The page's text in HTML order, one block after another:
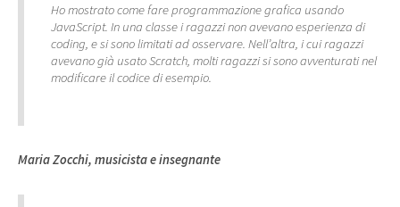
Ho mostrato come fare programmazione grafica usando
JavaScript. In una classe i ragazzi non avevano esperienza di
coding, e si sono limitati ad osservare. Nell’altra, i cui ragazzi
avevano già usato Scratch, molti ragazzi si sono avventurati nel
modificare il codice di esempio.
Maria Zocchi, musicista e insegnante